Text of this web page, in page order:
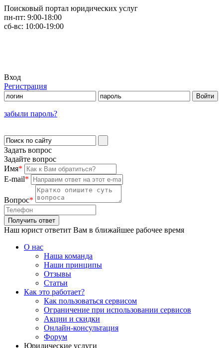
Поисковый портал юридических услуг
пн-пт: 9:00-18:00
сб-вс: 10:00-19:00
Вход
Регистрация
забыли пароль?
Задать вопрос
Задайте вопрос
Имя*
E-mail*
Вопрос*
Наш юрист ответит Вам в ближайшее рабочее время
О нас
Наша команда
Наши принципы
Отзывы
Статьи
Как это работает?
Как пользоваться сервисом
Ограничение при использовании сервисов
Акции и скидки
Онлайн-консультация
Форум
Юридические услуги